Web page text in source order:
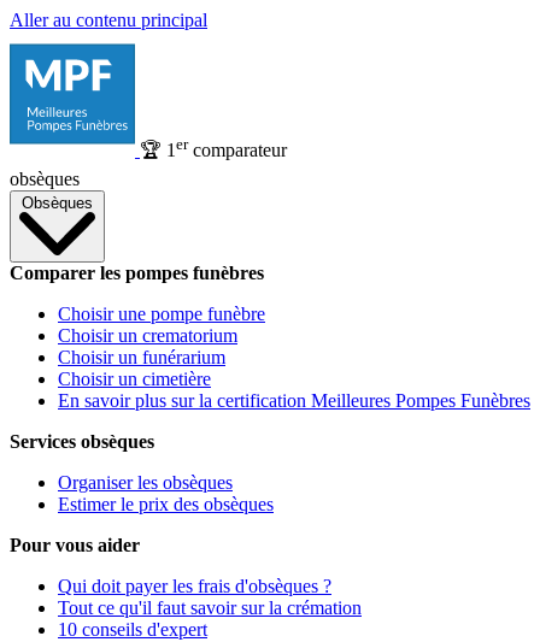
Aller au contenu principal
🏆 1 ercomparateur
obsèques
Obsèques
Comparer les pompes funèbres
Choisir une pompe funèbre
Choisir un crematorium
Choisir un funérarium
Choisir un cimetière
En savoir plus sur la certification Meilleures Pompes Funèbres
Services obsèques
Organiser les obsèques
Estimer le prix des obsèques
Pour vous aider
Qui doit payer les frais d'obsèques ?
Tout ce qu'il faut savoir sur la crémation
10 conseils d'expert